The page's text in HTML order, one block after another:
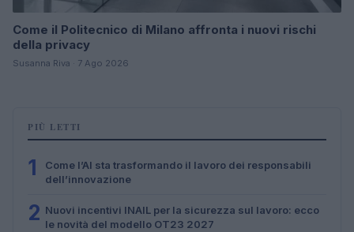
Come il Politecnico di Milano affronta i nuovi rischi
della privacy
Susanna Riva · 7 Ago 2026
PIÙ LETTI
1
Come l’AI sta trasformando il lavoro dei responsabili
dell’innovazione
2 Nuovi incentivi INAIL per la sicurezza sul lavoro: ecco
le novità del modello OT23 2027